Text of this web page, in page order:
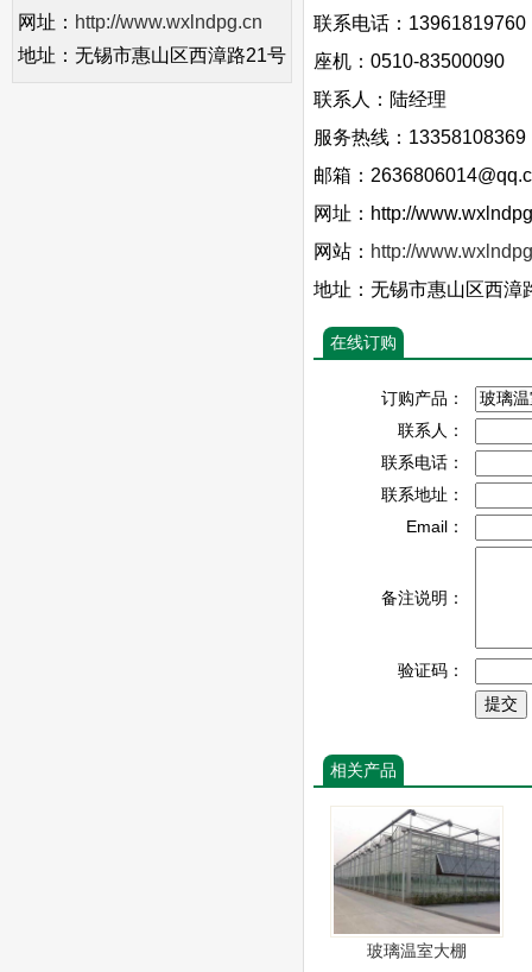
网址： http://www.wxlndpg.cn
地址：无锡市惠山区西漳路21号
联系电话：13961819760
座机：0510-83500090
联系人：陆经理
服务热线：13358108369
邮箱：
网址：http://
网站： http://
地址：无锡市惠山区西漳
在线订购
订购产品：
联系人：
联系电话：
联系地址：
Email：
备注说明：
验证码：
相关产品
玻璃温室大棚